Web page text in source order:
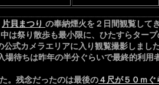
片貝まつり の奉納煙火を２日間観覧して
は祭り散歩も最小限に、ひたすらター
式カメラエリアに入り観覧撮影しまし
待ちは昨年の半分ぐらいで最終的利用
。残念だったのは最後の４尺が５０ｍ